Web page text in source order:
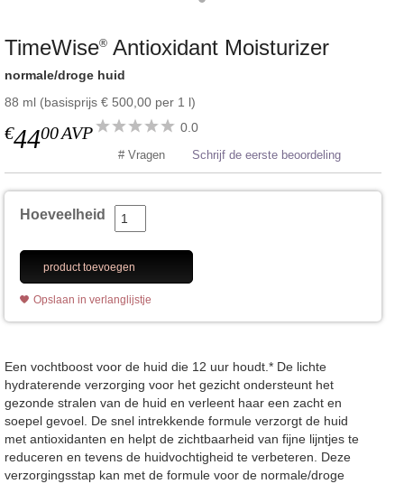
TimeWise® Antioxidant Moisturizer
normale/droge huid
88 ml (basisprijs € 500,00 per 1 l)
€4400AVP 0.0
# Vragen Schrijf de eerste beoordeling
Hoeveelheid
product toevoegen
Opslaan in verlanglijstje
Een vochtboost voor de huid die 12 uur houdt.* De lichte
hydraterende verzorging voor het gezicht ondersteunt het
gezonde stralen van de huid en verleent haar een zacht en
soepel gevoel. De snel intrekkende formule verzorgt de huid
met antioxidanten en helpt de zichtbaarheid van fijne lijntjes te
reduceren en tevens de huidvochtigheid te verbeteren. Deze
verzorgingsstap kan met de formule voor de normale/droge